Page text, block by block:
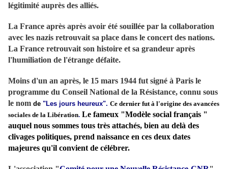
légitimité auprès des alliés.
La France après après avoir été souillée par la collaboration
avec les nazis retrouvait sa place dans le concert des nations.
La France retrouvait son histoire et sa grandeur après
l'humiliation de l'étrange défaite.
Moins d'un an après, le 15 mars 1944 fut signé à Paris le
programme du Conseil National de la Résistance, connu sous
le nom de "Les jours heureux". Ce dernier fut à l'origine des avancées
sociales de la Libération. Le fameux "Modèle social français "
auquel nous sommes tous très attachés, bien au delà des
clivages politiques, prend naissance en ces deux dates
majeures qu'il convient de célébrer.